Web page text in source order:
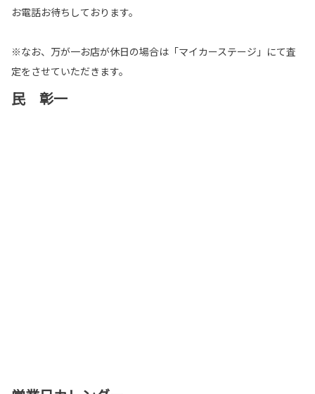
お電話お待ちしております。
※なお、万が一お店が休日の場合は「マイカーステージ」にて査
定をさせていただきます。
民 彰一